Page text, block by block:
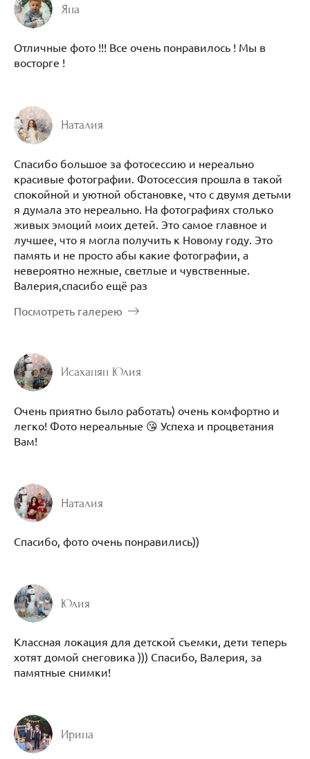
Яна
Отличные фото !!! Все очень понравилось ! Мы в
восторге !
Наталия
Спасибо большое за фотосессию и нереально
красивые фотографии. Фотосессия прошла в такой
спокойной и уютной обстановке, что с двумя детьми
я думала это нереально. На фотографиях столько
живых эмоций моих детей. Это самое главное и
лучшее, что я могла получить к Новому году. Это
память и не просто абы какие фотографии, а
невероятно нежные, светлые и чувственные.
Валерия,спасибо ещё раз
Посмотреть галерею
Исаханян Юлия
Очень приятно было работать) очень комфортно и
легко! Фото нереальные 😘 Успеха и процветания
Вам!
Наталия
Спасибо, фото очень понравились))
Юлия
Классная локация для детской съемки, дети теперь
хотят домой снеговика ))) Спасибо, Валерия, за
памятные снимки!
Ирина